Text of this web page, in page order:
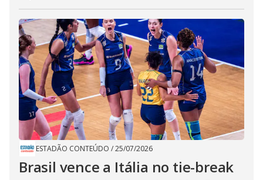
ESTADÃO CONTEÚDO /25/07/2026
Brasil vence a Itália no tie-break